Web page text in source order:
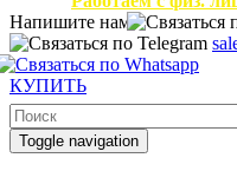
Напишите нам
КУПИТЬ
Toggle navigation